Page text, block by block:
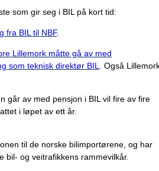
som gir seg i BIL på kort tid:
fra BIL til NBF.
Lillemork måtte gå av med
som teknisk direktør BIL
. Også
går av med pensjon i BIL vil fire av fire
i løpet av ett år.
til de norske bilimportørene, og har
bil- og veitrafikkens rammevilkår.